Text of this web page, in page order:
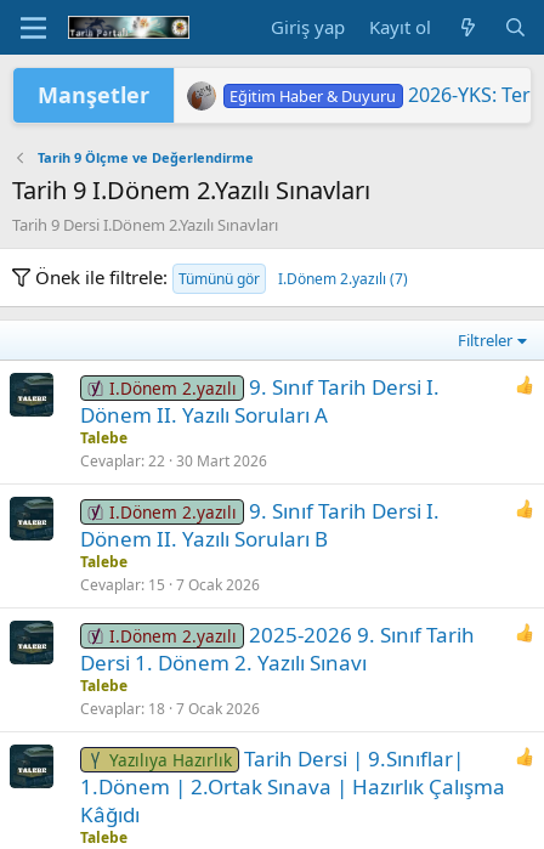
Giriş yap Kayıt ol
Manşetler Eğitim Haber & Duyuru 2026-YKS:
TÜRKİYE YÜZYILI MAARİF
2026 Yükseköğretim Kurumları
2026 HAZİRAN DÖNEMİ MESLEKİ
Tarih 9 Ölçme ve Değerlendirme
Tarih 9 I.Dönem 2.Yazılı Sınavları
Tarih 9 Dersi I.Dönem 2.Yazılı Sınavları
Önek ile filtrele: Tümünü gör I.Dönem 2.yazılı (7)
Filtreler
I.Dönem 2.yazılı 9. Sınıf Tarih Dersi I.
Dönem II. Yazılı Soruları A
Talebe
Cevaplar 22 30 Mart 2026
I.Dönem 2.yazılı 9. Sınıf Tarih Dersi I.
Dönem II. Yazılı Soruları B
Talebe
Cevaplar 15 7 Ocak 2026
I.Dönem 2.yazılı 2025-2026 9. Sınıf Tarih
Dersi 1. Dönem 2. Yazılı Sınavı
Talebe
Cevaplar 18 7 Ocak 2026
Yazılıya Hazırlık Tarih Dersi | 9.Sınıflar|
1.Dönem | 2.Ortak Sınava | Hazırlık Çalışma
Kâğıdı
Talebe